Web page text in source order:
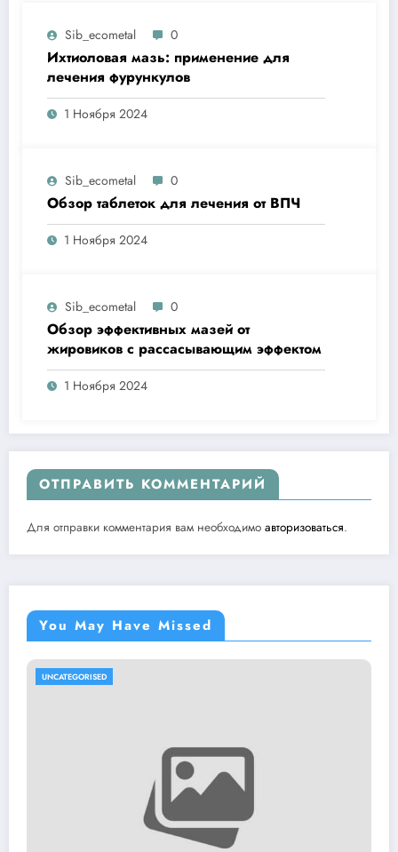
Sib_ecometal 0
Ихтиоловая мазь: применение для
лечения фурункулов
1 Ноября 2024
Sib_ecometal 0
Обзор таблеток для лечения от ВПЧ
1 Ноября 2024
Sib_ecometal 0
Обзор эффективных мазей от
жировиков с рассасывающим эффектом
1 Ноября 2024
ОТПРАВИТЬ КОММЕНТАРИЙ
Для отправки комментария вам необходимо авторизоваться.
You May Have Missed